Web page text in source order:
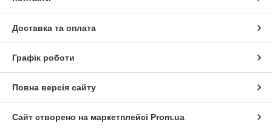
Доставка та оплата
Графік роботи
Повна версія сайту
Сайт створено на маркетплейсі Prom.ua